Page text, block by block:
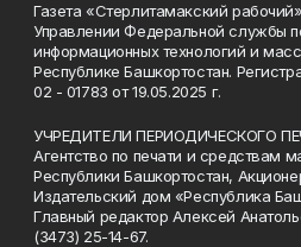
Газета «Стерлитамакский
Управлении Федеральной службы
информационных технологий и
Республике Башкортостан.
02 - 01783 от 19.05.2025 г.
УЧРЕДИТЕЛИ ПЕРИОДИЧЕСКОГО
Агентство по печати и средствам
Республики Башкортостан,
Издательский дом «Республика
Главный редактор Алексей
(3473) 25-14-67.